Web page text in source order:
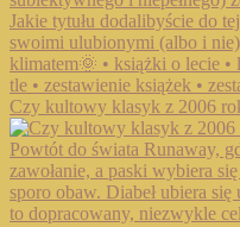
Czy kultowy klasyk z 2006